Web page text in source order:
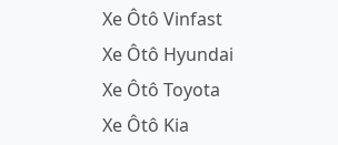
Xe Ôtô Vinfast
Xe Ôtô Hyundai
Xe Ôtô Toyota
Xe Ôtô Kia